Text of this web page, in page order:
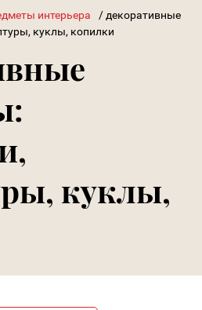
интерьера / декоративные
куклы, копилки
куклы,